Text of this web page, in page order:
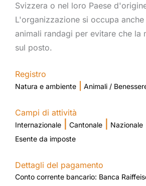
Svizzera o nel loro Paese
L'organizzazione si occupa
animali randagi per evitare che la
sul posto.
Registro
Natura e ambiente Animali /
Campi di attività
Internazionale Cantonale Nazionale
Esente da imposte
Dettagli del pagamento
Conto corrente bancario: Banca